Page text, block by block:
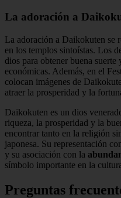
La adoración a
La adoración a Daikokuten se
en los templos sintoístas. Los
dios para obtener buena
económicas. Además, en el
colocan imágenes de
atraer la prosperidad y la
Daikokuten es un dios
riqueza, la prosperidad y la
encontrar tanto en la religión
japonesa. Su representación
y su asociación con la
símbolo importante en la
Preguntas